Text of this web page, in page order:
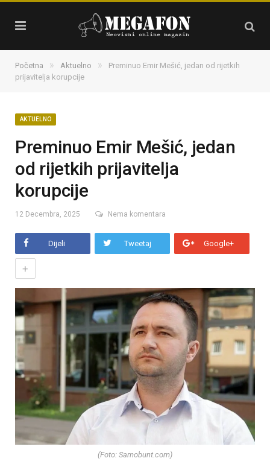
Početna » Aktuelno »
Preminuo Emir Mešić, jedan od rijetkih
prijavitelja korupcije
AKTUELNO
Preminuo Emir Mešić, jedan
od rijetkih prijavitelja
korupcije
12 Decembra, 2025 Nema komentara
Dijeli Tweetaj Google+
+
(Foto: Samobunt.com)